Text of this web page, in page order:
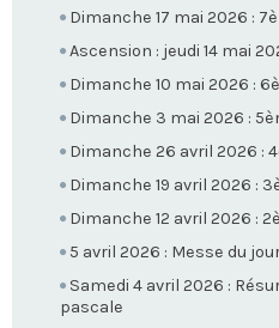
Dimanche 17 mai 2026 :
Ascension : jeudi 14 mai
Dimanche 10 mai 2026 :
Dimanche 3 mai 2026 :
Dimanche 26 avril 2026 :
Dimanche 19 avril 2026 :
Dimanche 12 avril 2026 :
5 avril 2026 : Messe du
Samedi 4 avril 2026 :
pascale